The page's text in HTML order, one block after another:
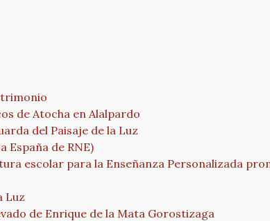
de Atocha en Alalpardo
del Paisaje de la Luz
España de RNE)
escolar para la Enseñanza Personalizada
Luz
de Enrique de la Mata Gorostizaga